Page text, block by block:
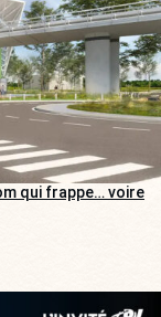
qui frappe… voire